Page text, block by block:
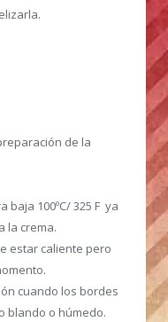
de la
baja 100ºC/ 325 F ya
la crema.
estar caliente pero
cuando los bordes
blando o húmedo.